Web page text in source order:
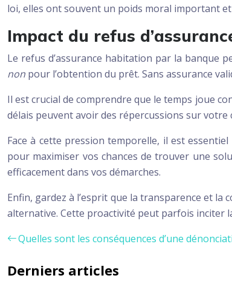
loi, elles ont souvent un poids moral important
Impact du refus
Le refus d’assurance habitation par la banque
non pour l’obtention du prêt. Sans assurance
Il est crucial de comprendre que le temps joue
délais peuvent avoir des répercussions sur
Face à cette pression temporelle, il est
pour maximiser vos chances de trouver une
efficacement dans vos démarches.
Enfin, gardez à l’esprit que la transparence et la
alternative. Cette proactivité peut parfois inciter
Quelles sont les conséquences d’une
Derniers articles